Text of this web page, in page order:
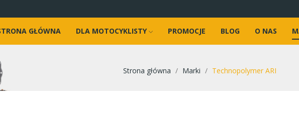
GŁÓWNA DLA MOTOCYKLISTY PROMOCJE BLOG O NAS
Strona główna Marki Technopolymer ARI